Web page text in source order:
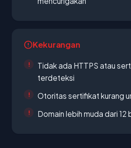
Kekurangan
Tidak ada HTTPS atau
terdeteksi
Otoritas sertifikat kurang
Domain lebih muda dari 12